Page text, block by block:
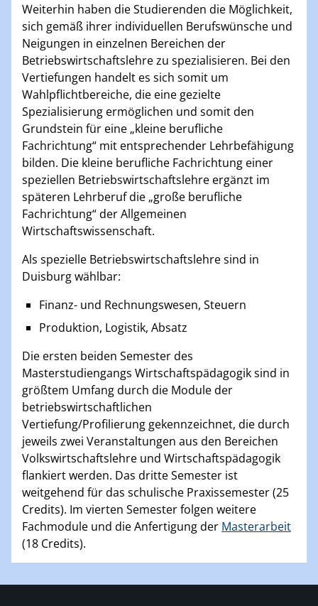
Weiterhin haben die Studierenden die Möglichkeit,
sich gemäß ihrer individuellen Berufswünsche und
Neigungen in einzelnen Bereichen der
Betriebswirtschaftslehre zu spezialisieren. Bei den
Vertiefungen handelt es sich somit um
Wahlpflichtbereiche, die eine gezielte
Spezialisierung ermöglichen und somit den
Grundstein für eine „kleine berufliche
Fachrichtung“ mit entsprechender Lehrbefähigung
bilden. Die kleine berufliche Fachrichtung einer
speziellen Betriebswirtschaftslehre ergänzt im
späteren Lehrberuf die „große berufliche
Fachrichtung“ der Allgemeinen
Wirtschaftswissenschaft.
Als spezielle Betriebswirtschaftslehre sind in
Duisburg wählbar:
Finanz- und Rechnungswesen, Steuern
Produktion, Logistik, Absatz
Die ersten beiden Semester des
Masterstudiengangs Wirtschaftspädagogik sind in
größtem Umfang durch die Module der
betriebswirtschaftlichen
Vertiefung/Profilierung gekennzeichnet, die durch
jeweils zwei Veranstaltungen aus den Bereichen
Volkswirtschaftslehre und Wirtschaftspädagogik
flankiert werden. Das dritte Semester ist
weitgehend für das schulische Praxissemester (25
Credits). Im vierten Semester folgen weitere
Fachmodule und die Anfertigung der Masterarbeit
(18 Credits).